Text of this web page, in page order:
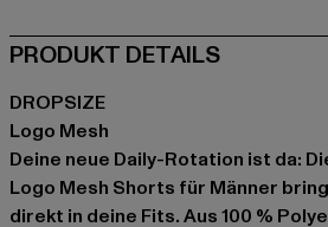
PRODUKT DETAILS
DROPSIZE
Logo Mesh
Deine neue Daily-Rotation ist da:
Logo Mesh Shorts für Männer
direkt in deine Fits. Aus 100 %